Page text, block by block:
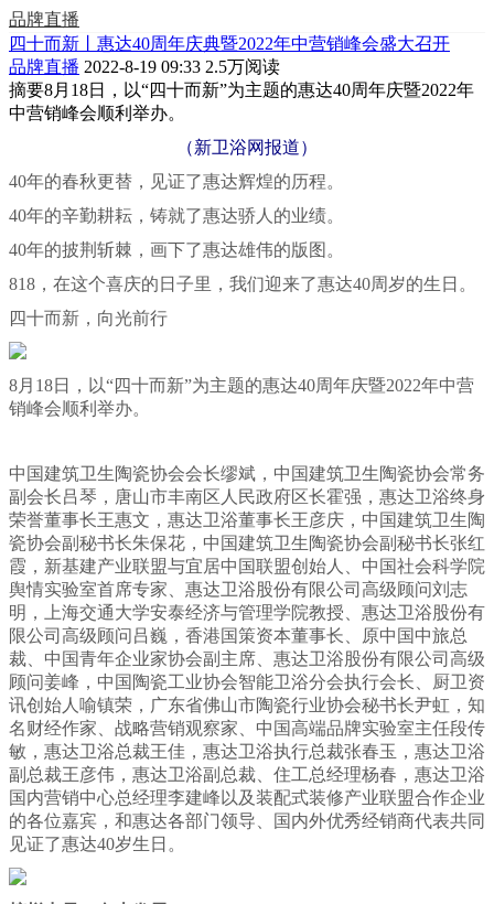
品牌直播
四十而新丨惠达40周年庆典暨2022年中营销峰会盛大召开
品牌直播 2022-8-19 09:33 2.5万阅读
摘要8月18日，以“四十而新”为主题的惠达40周年庆暨2022年
中营销峰会顺利举办。
（新卫浴网报道）
40年的春秋更替，见证了惠达辉煌的历程。
40年的辛勤耕耘，铸就了惠达骄人的业绩。
40年的披荆斩棘，画下了惠达雄伟的版图。
818，在这个喜庆的日子里，我们迎来了惠达40周岁的生日。
四十而新，向光前行
8月18日，以“四十而新”为主题的惠达40周年庆暨2022年中营
销峰会顺利举办。
中国建筑卫生陶瓷协会会长缪斌，中国建筑卫生陶瓷协会常务
副会长吕琴，唐山市丰南区人民政府区长霍强，惠达卫浴终身
荣誉董事长王惠文，惠达卫浴董事长王彦庆，中国建筑卫生陶
瓷协会副秘书长朱保花，中国建筑卫生陶瓷协会副秘书长张红
霞，新基建产业联盟与宜居中国联盟创始人、中国社会科学院
舆情实验室首席专家、惠达卫浴股份有限公司高级顾问刘志
明，上海交通大学安泰经济与管理学院教授、惠达卫浴股份有
限公司高级顾问吕巍，香港国策资本董事长、原中国中旅总
裁、中国青年企业家协会副主席、惠达卫浴股份有限公司高级
顾问姜峰，中国陶瓷工业协会智能卫浴分会执行会长、厨卫资
讯创始人喻镇荣，广东省佛山市陶瓷行业协会秘书长尹虹，知
名财经作家、战略营销观察家、中国高端品牌实验室主任段传
敏，惠达卫浴总裁王佳，惠达卫浴执行总裁张春玉，惠达卫浴
副总裁王彦伟，惠达卫浴副总裁、住工总经理杨春，惠达卫浴
国内营销中心总经理李建峰以及装配式装修产业联盟合作企业
的各位嘉宾，和惠达各部门领导、国内外优秀经销商代表共同
见证了惠达40岁生日。